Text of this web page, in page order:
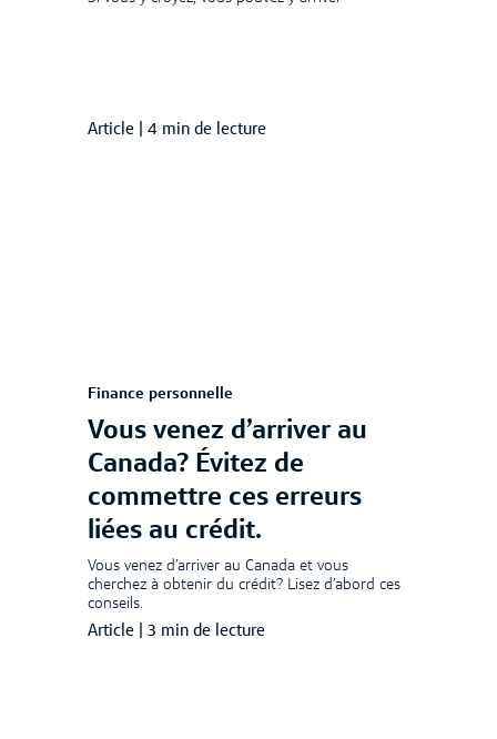
Article 4 min de lecture
Finance personnelle
Vous venez d’arriver au
Canada? Évitez de
commettre ces erreurs
liées au crédit.
Vous venez d’arriver au Canada et vous
cherchez à obtenir du crédit? Lisez d’abord ces
conseils.
Article 3 min de lecture